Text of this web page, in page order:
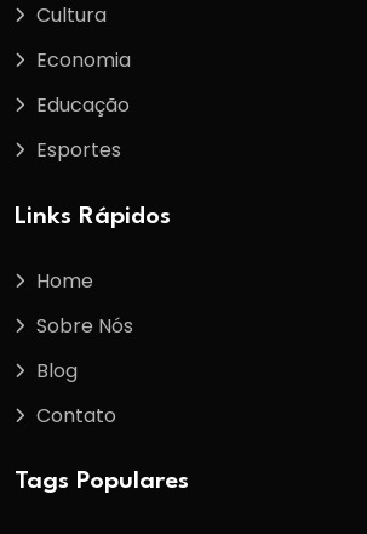
Cultura
Economia
Educação
Esportes
Links Rápidos
Home
Sobre Nós
Blog
Contato
Tags Populares